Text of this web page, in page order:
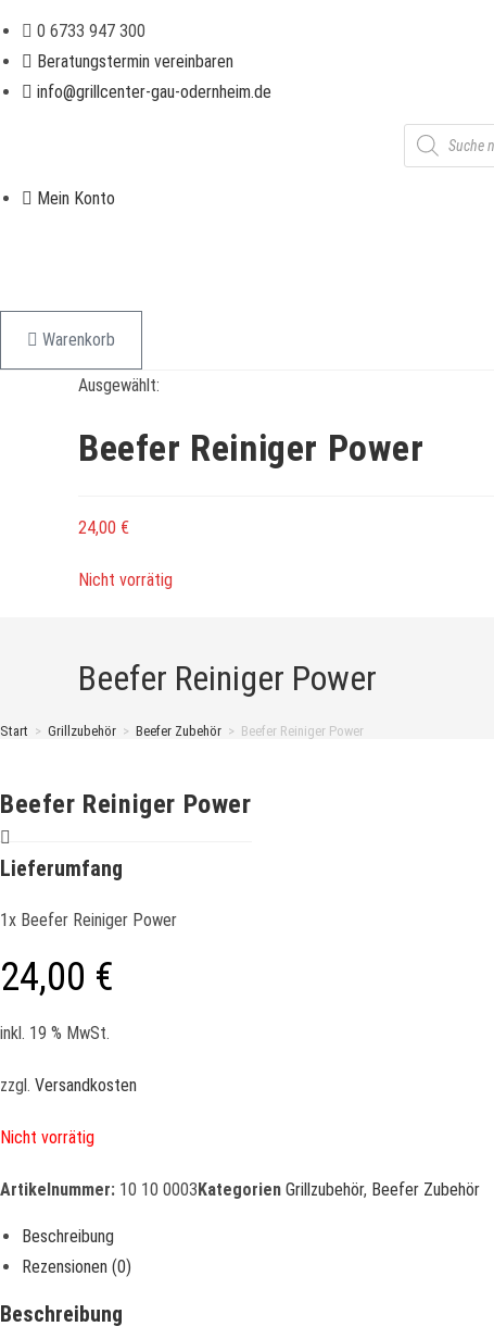
Zum
Inhalt
springen
0 6733 947 300
Beratungstermin vereinbaren
info@grillcenter-gau-odernheim.de
Products
search
Mein Konto
Warenkorb
Ausgewählt:
Beefer Reiniger Power
24,00 €
Nicht vorrätig
Beefer Reiniger Power
Start > Grillzubehör > Beefer Zubehör > Beefer Reiniger Power
Beefer Reiniger Power
Lieferumfang
1x Beefer Reiniger Power
24,00 €
inkl. 19 % MwSt.
zzgl. Versandkosten
Nicht vorrätig
Artikelnummer: 10 10 0003Kategorien Grillzubehör, Beefer Zubehör
Beschreibung
Rezensionen (0)
Beschreibung